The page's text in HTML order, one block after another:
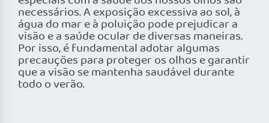
necessários. A exposição excessiva ao sol, à
água do mar e à poluição pode prejudicar a
visão e a saúde ocular de diversas maneiras.
Por isso, é fundamental adotar algumas
precauções para proteger os olhos e garantir
que a visão se mantenha saudável durante
todo o verão.